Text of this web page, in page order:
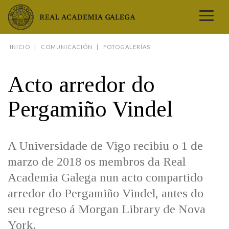
Real Academia Galega
A LINGUA
Real Academia Galega
O IDIOMA
DATOS DE USO
PORTAL DAS PALABRAS
GALEGO SEN FRONTEIRAS
Pleno da RAG
PRESENTACIÓN
HISTORIA DA RAG
ESTATUTOS E REGULAMENTOS
ACORDOS E CONVENIOS
LETRAS GALEGAS
Begoña Caamaño
LETRAS GALEGAS 2026
BIOGRAFÍA
OBRAS
NOVAS
ENTREVISTAS
VÍDEOS
COMUNICACIÓN
VÍDEOS
ENTREVISTAS
FOTOGALERÍAS
TRIBUNAS
ANO CASTELAO
DICIONARIOS Guía de apelidos galegos
DICIONARIO DA RAG
GUÍA DE NOMES GALEGOS
NOMES GALEGOS DAS AVES
BIBLIOTECA
HEMEROTECA
ARQUIVO
PUBLICACIÓNS
CONTACTO
INICIO COMUNICACIÓN FOTOGALERÍAS
Acto arredor do
Pergamiño Vindel
A Universidade de Vigo recibiu o 1 de
marzo de 2018 os membros da Real
Academia Galega nun acto compartido
arredor do Pergamiño Vindel, antes do
seu regreso á Morgan Library de Nova
York.